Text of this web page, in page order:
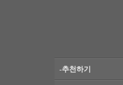
-추천하기